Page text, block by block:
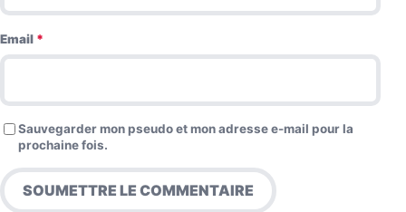
Email *
Sauvegarder mon pseudo et mon adresse e-mail pour la
prochaine fois.